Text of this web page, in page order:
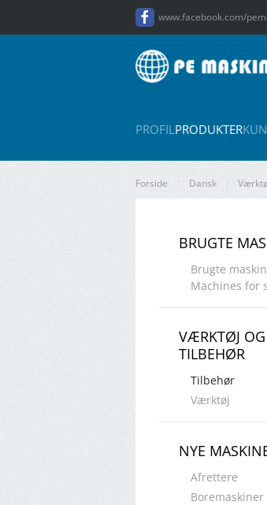
www.facebook.com/
PROFILPRODUKTER
Forside Dansk
BRUGTE
Brugte
Machines for
VÆRKTØJ OG
TILBEHØR
Tilbehør
Værktøj
NYE
Afrettere
Boremaskiner